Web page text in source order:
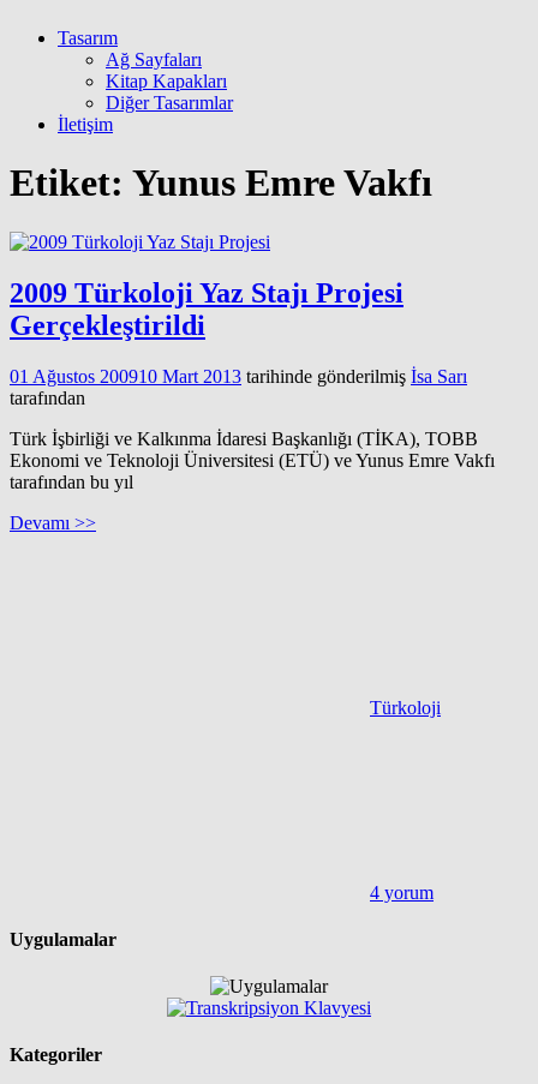
Tasarım
Ağ Sayfaları
Kitap Kapakları
Diğer Tasarımlar
İletişim
Etiket: Yunus Emre Vakfı
2009 Türkoloji Yaz Stajı Projesi
Gerçekleştirildi
01 Ağustos 200910 Mart 2013 tarihinde gönderilmiş İsa Sarı
tarafından
Türk İşbirliği ve Kalkınma İdaresi Başkanlığı (TİKA), TOBB
Ekonomi ve Teknoloji Üniversitesi (ETÜ) ve Yunus Emre Vakfı
tarafından bu yıl
Devamı >>
Türkoloji
4 yorum
Uygulamalar
Kategoriler